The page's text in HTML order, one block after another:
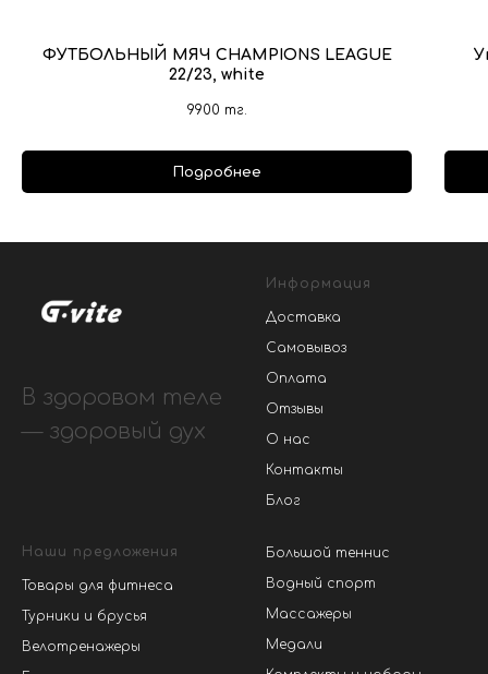
ФУТБОЛЬНЫЙ МЯЧ CHAMPIONS LEAGUE
22/23, white
9900 тг.
Подробнее
В здоровом теле
— здоровый дух
Информация
Доставка
Самовывоз
Оплата
Отзывы
О нас
Контакты
Блог
Наши предложения
Товары для фитнеса
Турники и брусья
Велотренажеры
Большой теннис
Водный спорт
Массажеры
Медали